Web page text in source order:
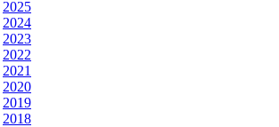
2025
2024
2023
2022
2021
2020
2019
2018